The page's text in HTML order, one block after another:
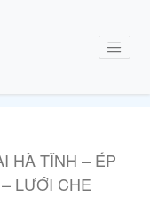
HÀ TĨNH – ÉP
LƯỚI CHE